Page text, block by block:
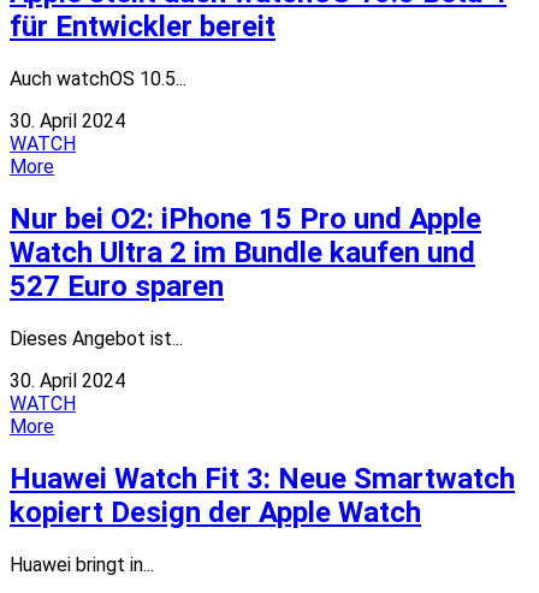
für Entwickler bereit
Auch watchOS 10.5...
30. April 2024
WATCH
More
Nur bei O2: iPhone 15 Pro und Apple
Watch Ultra 2 im Bundle kaufen und
527 Euro sparen
Dieses Angebot ist...
30. April 2024
WATCH
More
Huawei Watch Fit 3: Neue Smartwatch
kopiert Design der Apple Watch
Huawei bringt in...